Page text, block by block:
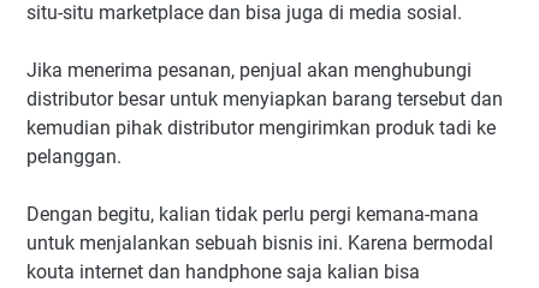
situ-situ marketplace dan bisa juga di media sosial.
Jika menerima pesanan, penjual akan menghubungi
distributor besar untuk menyiapkan barang tersebut dan
kemudian pihak distributor mengirimkan produk tadi ke
pelanggan.
Dengan begitu, kalian tidak perlu pergi kemana-mana
untuk menjalankan sebuah bisnis ini. Karena bermodal
kouta internet dan handphone saja kalian bisa